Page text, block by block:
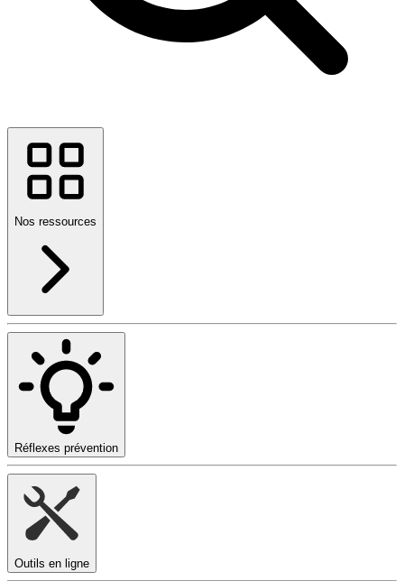
Nos ressources
Réflexes prévention
Outils en ligne